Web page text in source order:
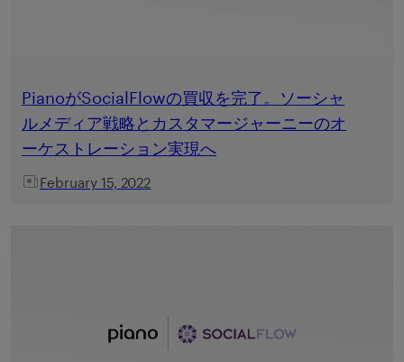
PianoがSocialFlowの買収を完了。ソーシャ
ルメディア戦略とカスタマージャーニーのオ
ーケストレーション実現へ
February 15, 2022